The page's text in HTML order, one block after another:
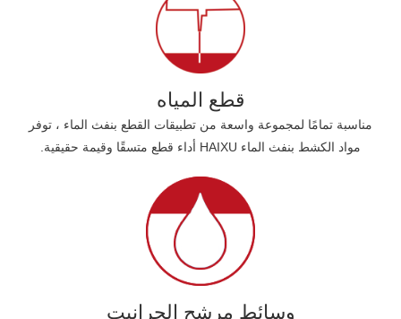
قطع المياه
مناسبة تمامًا لمجموعة واسعة من تطبيقات القطع بنفث الماء ، توفر
مواد الكشط بنفث الماء HAIXU أداء قطع متسقًا وقيمة حقيقية.
وسائط مرشح الجرانيت